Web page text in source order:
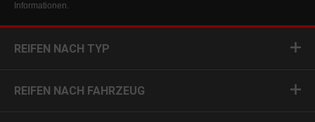
Informationen.
REIFEN NACH TYP
REIFEN NACH FAHRZEUG